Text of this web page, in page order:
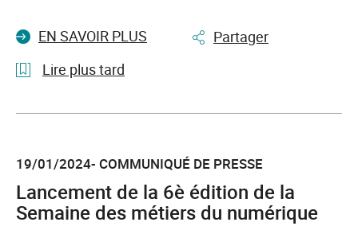
EN SAVOIR PLUS
Partager
Lire plus tard
des
métiers
du
19/01/2024- COMMUNIQUÉ DE PRESSE
Lancement de la 6è édition de la
Semaine des métiers du numérique